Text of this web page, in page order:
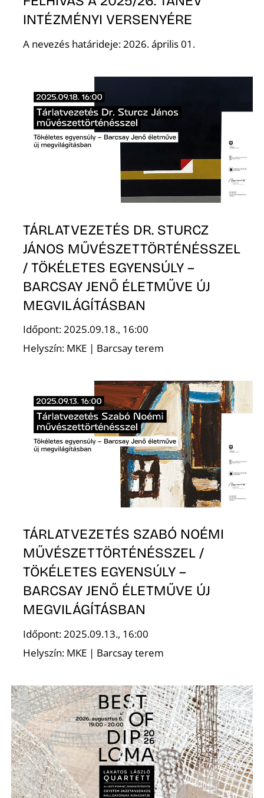
INTÉZMÉNYI VERSENYÉRE
A nevezés határideje: 2026. április 01.
TÁRLATVEZETÉS DR. STURCZ
JÁNOS MŰVÉSZETTÖRTÉNÉSSZEL
/ TÖKÉLETES EGYENSÚLY –
BARCSAY JENŐ ÉLETMŰVE ÚJ
MEGVILÁGÍTÁSBAN
Időpont: 2025.09.18., 16:00
Helyszín: MKE | Barcsay terem
TÁRLATVEZETÉS SZABÓ NOÉMI
MŰVÉSZETTÖRTÉNÉSSZEL /
TÖKÉLETES EGYENSÚLY –
BARCSAY JENŐ ÉLETMŰVE ÚJ
MEGVILÁGÍTÁSBAN
Időpont: 2025.09.13., 16:00
Helyszín: MKE | Barcsay terem